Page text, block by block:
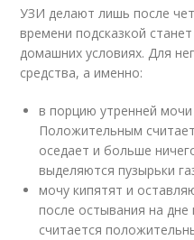
УЗИ делают лишь после
времени подсказкой
домашних условиях. Для
средства, а именно:
в порцию утренней
Положительным
оседает и больше
выделяются пузырьки
мочу кипятят и
после остывания на
считается